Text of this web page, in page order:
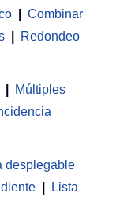
Combinar
Redondeo
Múltiples
desplegable
Lista